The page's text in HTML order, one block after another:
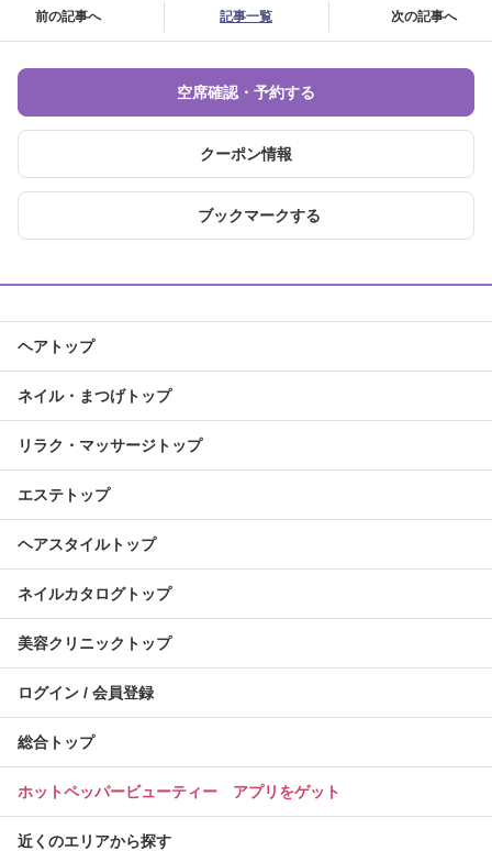
前の記事へ 記事一覧 次の記事へ
空席確認・予約する
クーポン情報
ブックマークする
ヘアトップ
ネイル・まつげトップ
リラク・マッサージトップ
エステトップ
ヘアスタイルトップ
ネイルカタログトップ
美容クリニックトップ
ログイン / 会員登録
総合トップ
ホットペッパービューティー アプリをゲット
近くのエリアから探す